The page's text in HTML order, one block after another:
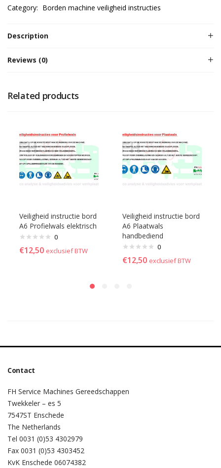
Category: Borden machine veiligheid instructies
Description
Reviews (0)
Related products
Veiligheid instructie bord
A6 Profielwals elektrisch
0
€12,50 exclusief BTW
Veiligheid instructie bord
A6 Plaatwals
handbediend
0
€12,50 exclusief BTW
Contact
FH Service Machines Gereedschappen
Twekkeler – es 5
7547ST Enschede
The Netherlands
Tel 0031 (0)53 4302979
Fax 0031 (0)53 4303452
KvK Enschede 06074382